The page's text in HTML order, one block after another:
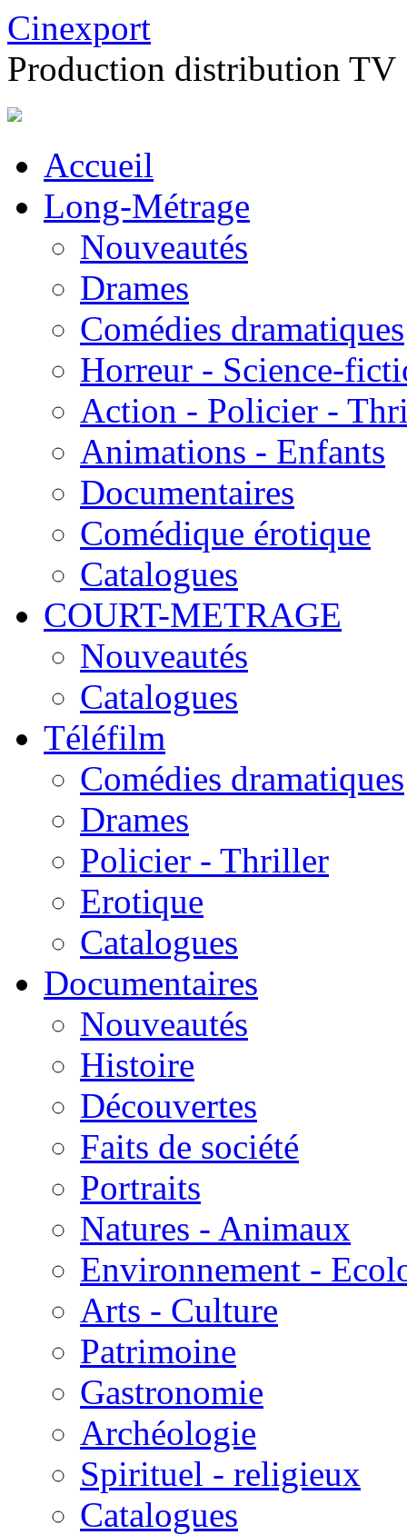
Cinexport
Production distribution TV
Accueil
Long-Métrage
Nouveautés
Drames
Comédies dramatiques
Horreur - Science-
Action - Policier -
Animations - Enfants
Documentaires
Comédique érotique
Catalogues
COURT-METRAGE
Nouveautés
Catalogues
Téléfilm
Comédies dramatiques
Drames
Policier - Thriller
Erotique
Catalogues
Documentaires
Nouveautés
Histoire
Découvertes
Faits de société
Portraits
Natures - Animaux
Environnement -
Arts - Culture
Patrimoine
Gastronomie
Archéologie
Spirituel - religieux
Catalogues